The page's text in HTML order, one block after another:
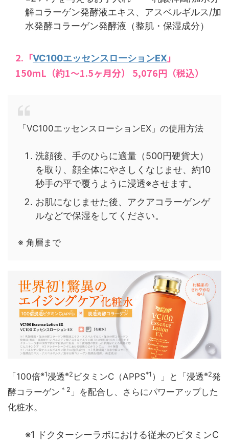
解コラーゲン発酵液エキス、アスベルギルス/加
水発酵コラーゲン発酵液（整肌・保湿成分）
2.「VC100エッセンスローションEX 」
150mL（約1～1.5ヶ月分） 5,076円（税込）
「VC100エッセンスローションEX」の使用方法
洗顔後、手のひらに適量（500円硬貨大）
を取り、顔全体にやさしくなじませ、約10
秒手の平で覆うように浸透※させます。
お肌になじませた後、アクアコラーゲンゲ
ルなどで保湿をしてください。
※ 角層まで
「100倍※1浸透※2 ビタミンC（APPS*1 ）」と「浸透※2発
酵コラーゲン ＊2 」を配合し、さらにパワーアップした
化粧水。
※1 ドクターシーラボにおける従来のビタミンC